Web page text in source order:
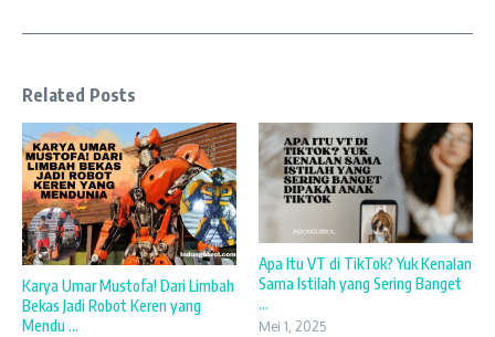
Related Posts
Karya Umar Mustofa! Dari Limbah
Bekas Jadi Robot Keren yang
Mendu ...
Apa Itu VT di TikTok? Yuk Kenalan
Sama Istilah yang Sering Banget
...
Mei 1, 2025